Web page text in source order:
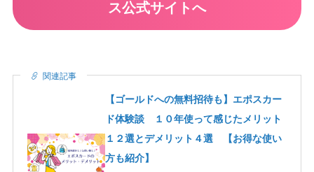
ス公式サイトへ
関連記事
【ゴールドへの無料招待も】エポスカー
ド体験談 １０年使って感じたメリット
１２選とデメリット４選 【お得な使い
方も紹介】